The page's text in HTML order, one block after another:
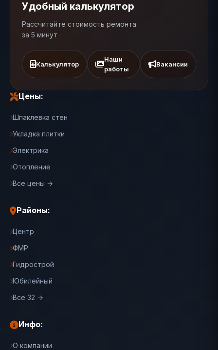
Удобный калькулятор
Рассчитайте стоимость ремонта
за 5 минут
Калькулятор
Наши
работы
Вакансии
Цены:
Шпаклевка стен
Укладка плитки
Электрика
Отопление
Все цены →
Районы:
Центр
ФМР
Гидрострой
Юбилейный
Все 32 →
Инфо:
О компании